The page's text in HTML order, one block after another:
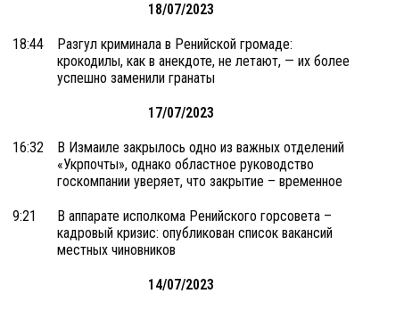
18/07/2023
18:44
Разгул криминала в Ренийской громаде:
крокодилы, как в анекдоте, не летают, — их более
успешно заменили гранаты
17/07/2023
16:32
В Измаиле закрылось одно из важных отделений
«Укрпочты», однако областное руководство
госкомпании уверяет, что закрытие – временное
9:21
В аппарате исполкома Ренийского горсовета –
кадровый кризис: опубликован список вакансий
местных чиновников
14/07/2023